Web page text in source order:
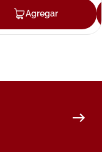
Agregar
Agregar